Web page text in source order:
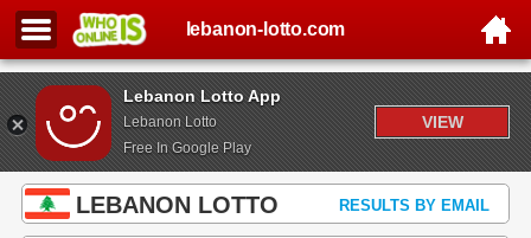
Lebanon Lotto App
Lebanon Lotto
Free In Google Play
VIEW
lebanon-lotto.com
LEBANON LOTTO RESULTS BY EMAIL